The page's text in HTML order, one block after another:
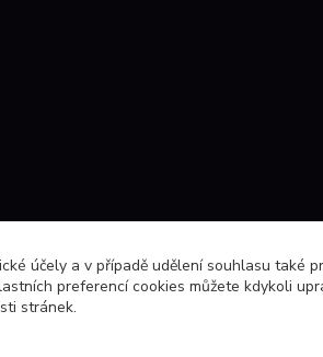
účely a v případě udělení souhlasu také
preferencí cookies můžete kdykoli
stránek.